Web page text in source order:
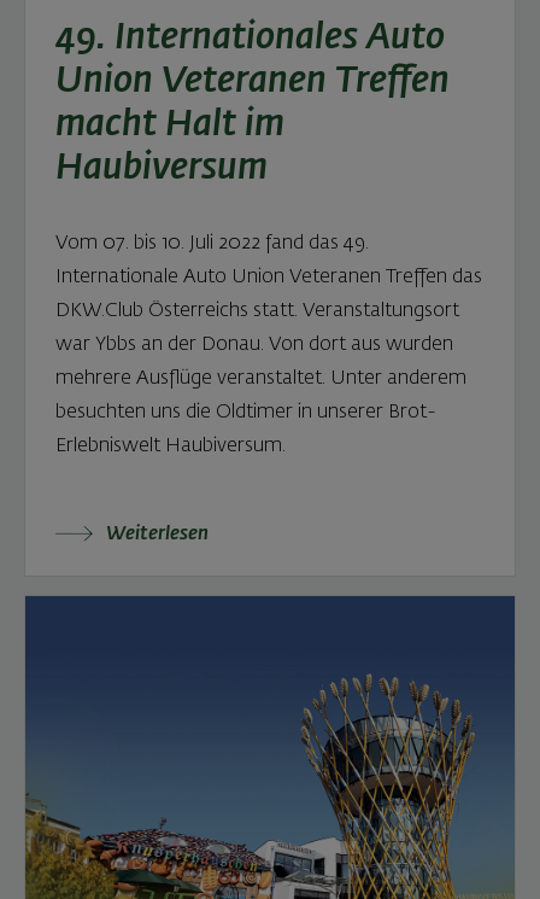
49. Internationales Auto
Union Veteranen Treffen
macht Halt im
Haubiversum
Vom 07. bis 10. Juli 2022 fand das 49.
Internationale Auto Union Veteranen Treffen das
DKW.Club Österreichs statt. Veranstaltungsort
war Ybbs an der Donau. Von dort aus wurden
mehrere Ausflüge veranstaltet. Unter anderem
besuchten uns die Oldtimer in unserer Brot-
Erlebniswelt Haubiversum.
Weiterlesen: 49. Internationales Auto Union
Weiterlesen